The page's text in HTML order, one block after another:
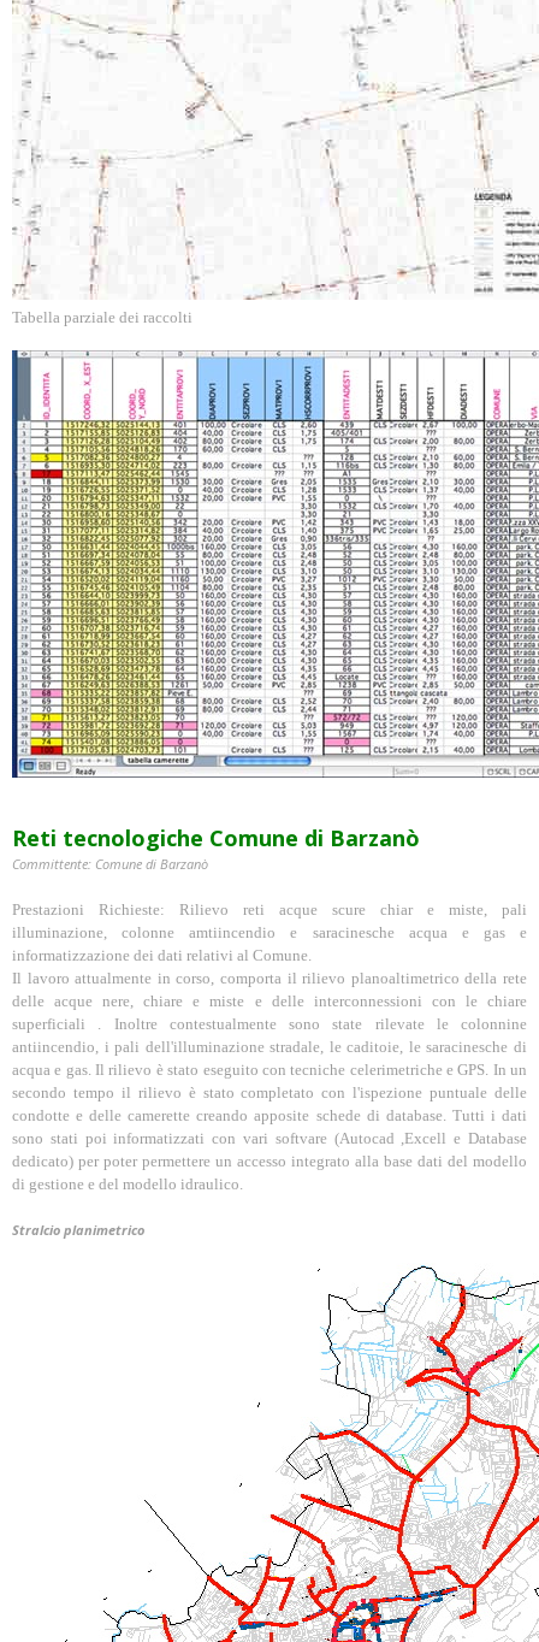
Tabella parziale dei raccolti
Reti tecnologiche Comune di Barzanò
Committente: Comune di Barzanò
Prestazioni Richieste: Rilievo reti acque scure chiar e miste, pali
illuminazione, colonne amtiincendio e saracinesche acqua e gas e
informatizzazione dei dati relativi al Comune.
Il lavoro attualmente in corso, comporta il rilievo planoaltimetrico della rete
delle acque nere, chiare e miste e delle interconnessioni con le chiare
superficiali . Inoltre contestualmente sono state rilevate le colonnine
antiincendio, i pali dell'illuminazione stradale, le caditoie, le saracinesche di
acqua e gas. Il rilievo è stato eseguito con tecniche celerimetriche e GPS. In un
secondo tempo il rilievo è stato completato con l'ispezione puntuale delle
condotte e delle camerette creando apposite schede di database. Tutti i dati
sono stati poi informatizzati con vari softvare (Autocad ,Excell e Database
dedicato) per poter permettere un accesso integrato alla base dati del modello
di gestione e del modello idraulico.
Stralcio planimetrico